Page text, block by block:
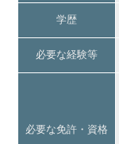
学歴
必要な経験等
必要な免許・資格